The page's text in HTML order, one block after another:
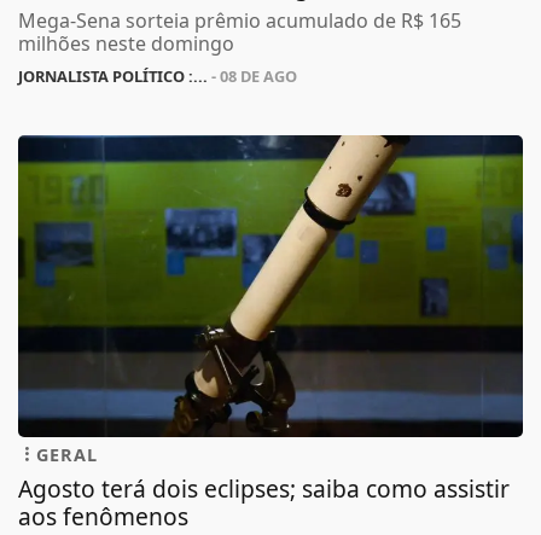
Mega-Sena sorteia prêmio acumulado de R$ 165
milhões neste domingo
JORNALISTA POLÍTICO :... - 08 DE AGO
GERAL
Agosto terá dois eclipses; saiba como assistir
aos fenômenos